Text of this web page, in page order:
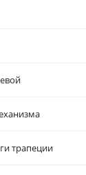
трапеции